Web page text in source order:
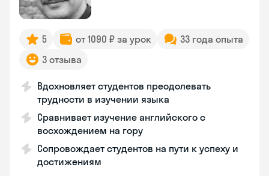
5 от 1090 ₽ за урок
33 года опыта
3 отзыва
Вдохновляет студентов преодолевать
трудности в изучении языка
Сравнивает изучение английского с
восхождением на гору
Сопровождает студентов на пути к успеху и
достижениям